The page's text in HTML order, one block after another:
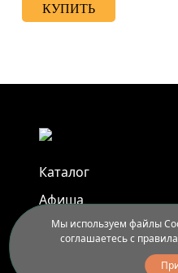
КУПИТЬ
Каталог
Афиша
Арт-пленэры
Мы используем файлы
соглашаетесь с